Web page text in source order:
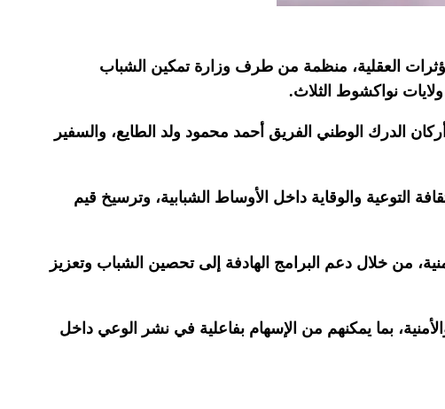
العقلية، منظمة من طرف وزارة تمكين الشباب
الدرك الوطني الفريق أحمد محمود ولد الطايع، والسفير
التوعية والوقاية داخل الأوساط الشبابية، وترسيخ قيم
من خلال دعم البرامج الهادفة إلى تحصين الشباب وتعزيز
بما يمكنهم من الإسهام بفاعلية في نشر الوعي داخل